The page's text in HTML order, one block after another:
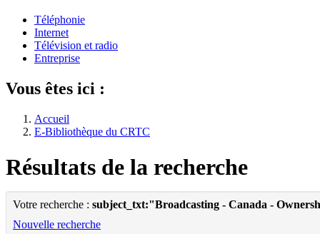
Téléphonie
Internet
Télévision et radio
Entreprise
Vous êtes ici :
Accueil
E-Bibliothèque du CRTC
Résultats de la recherche
Votre recherche : subject_txt:"Broadcasting - Canada -
Nouvelle recherche